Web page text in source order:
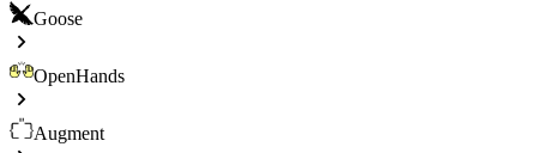
Goose
OpenHands
Augment